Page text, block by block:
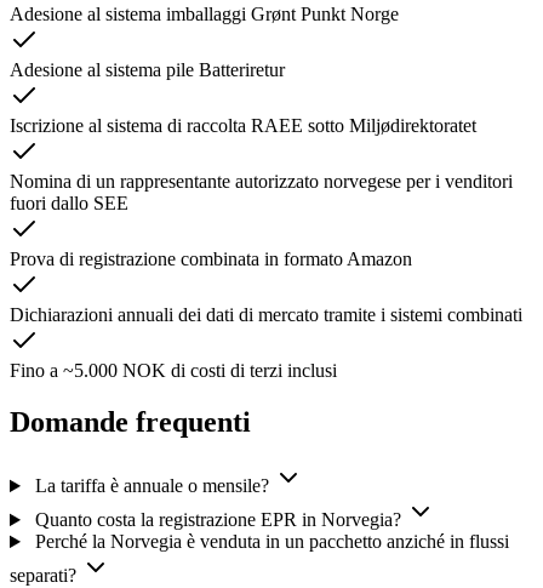
Adesione al sistema imballaggi Grønt Punkt Norge
Adesione al sistema pile Batteriretur
Iscrizione al sistema di raccolta RAEE sotto Miljødirektoratet
Nomina di un rappresentante autorizzato norvegese per i venditori
fuori dallo SEE
Prova di registrazione combinata in formato Amazon
Dichiarazioni annuali dei dati di mercato tramite i sistemi combinati
Fino a ~5.000 NOK di costi di terzi inclusi
Domande frequenti
La tariffa è annuale o mensile?
Quanto costa la registrazione EPR in Norvegia?
Perché la Norvegia è venduta in un pacchetto anziché in flussi
separati?